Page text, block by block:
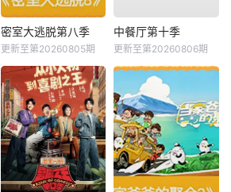
密室大逃脱第八季
更新至第20260805期
中餐厅第十季
更新至第20260806期